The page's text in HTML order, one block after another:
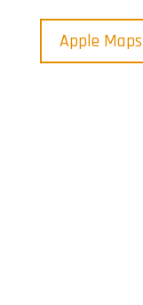
Apple Maps